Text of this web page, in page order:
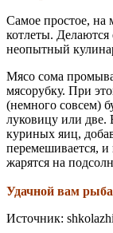
Самое простое, на
котлеты.
неопытный
Мясо сома
мясорубку. При
(немного совсем)
луковицу или
куриных яиц,
перемешивается,
жарятся на
Удачной вам
Источник: